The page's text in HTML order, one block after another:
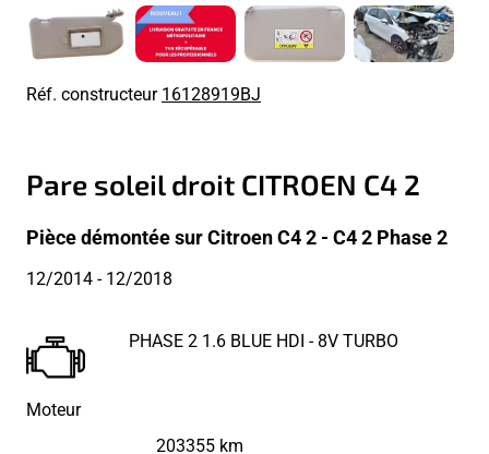
Réf. constructeur16128919BJ
Pare soleil droit CITROEN C4 2
Pièce démontée sur Citroen C4 2 - C4 2 Phase 2
12/2014- 12/2018
Moteur
PHASE 2 1.6 BLUE HDI - 8V TURBO
203355 km